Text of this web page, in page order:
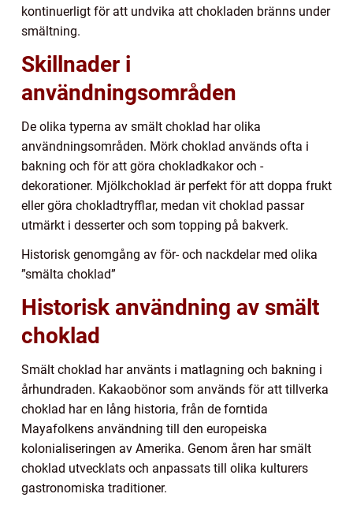
kontinuerligt för att undvika att chokladen bränns under
smältning.
Skillnader i
användningsområden
De olika typerna av smält choklad har olika
användningsområden. Mörk choklad används ofta i
bakning och för att göra chokladkakor och -
dekorationer. Mjölkchoklad är perfekt för att doppa frukt
eller göra chokladtryfflar, medan vit choklad passar
utmärkt i desserter och som topping på bakverk.
Historisk genomgång av för- och nackdelar med olika
”smälta choklad”
Historisk användning av smält
choklad
Smält choklad har använts i matlagning och bakning i
århundraden. Kakaobönor som används för att tillverka
choklad har en lång historia, från de forntida
Mayafolkens användning till den europeiska
kolonialiseringen av Amerika. Genom åren har smält
choklad utvecklats och anpassats till olika kulturers
gastronomiska traditioner.